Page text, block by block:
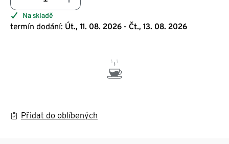
Na skladě
termín dodání: Út., 11. 08. 2026 - Čt., 13. 08. 2026
Přidat do oblíbených